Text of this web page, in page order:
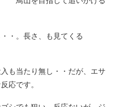
・。長さ、も見てくる
も当たり無し・・だが、エサ
応です。